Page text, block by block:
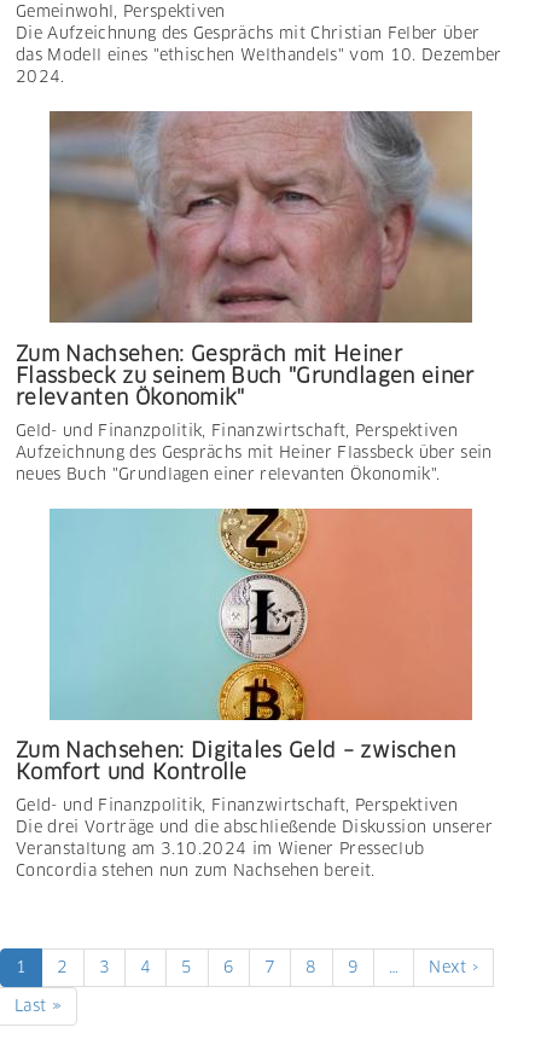
Gemeinwohl, Perspektiven
Die Aufzeichnung des Gesprächs mit Christian Felber über
das Modell eines "ethischen Welthandels" vom 10. Dezember
2024.
Zum Nachsehen: Gespräch mit Heiner
Flassbeck zu seinem Buch "Grundlagen einer
relevanten Ökonomik"
Geld- und Finanzpolitik, Finanzwirtschaft, Perspektiven
Aufzeichnung des Gesprächs mit Heiner Flassbeck über sein
neues Buch "Grundlagen einer relevanten Ökonomik".
Zum Nachsehen: Digitales Geld – zwischen
Komfort und Kontrolle
Geld- und Finanzpolitik, Finanzwirtschaft, Perspektiven
Die drei Vorträge und die abschließende Diskussion unserer
Veranstaltung am 3.10.2024 im Wiener Presseclub
Concordia stehen nun zum Nachsehen bereit.
Seitennummerierung
Aktuelle
Seite
1 Page
2 Page
3 Page
4 Page
5 Page
6 Page
7 Page
8 Page
9 …
Nächste
Seite
Next ›
Letzte
Seite
Last »